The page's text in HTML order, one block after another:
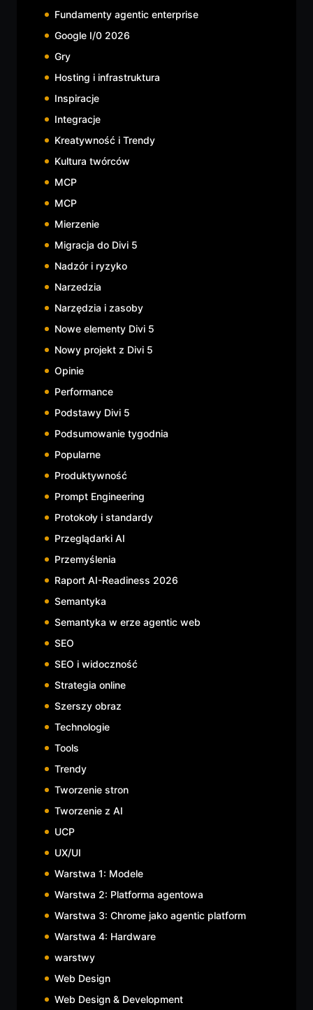
Fundamenty agentic enterprise
Google I/0 2026
Gry
Hosting i infrastruktura
Inspiracje
Integracje
Kreatywność i Trendy
Kultura twórców
MCP
MCP
Mierzenie
Migracja do Divi 5
Nadzór i ryzyko
Narzedzia
Narzędzia i zasoby
Nowe elementy Divi 5
Nowy projekt z Divi 5
Opinie
Performance
Podstawy Divi 5
Podsumowanie tygodnia
Popularne
Produktywność
Prompt Engineering
Protokoły i standardy
Przeglądarki AI
Przemyślenia
Raport AI-Readiness 2026
Semantyka
Semantyka w erze agentic web
SEO
SEO i widoczność
Strategia online
Szerszy obraz
Technologie
Tools
Trendy
Tworzenie stron
Tworzenie z AI
UCP
UX/UI
Warstwa 1: Modele
Warstwa 2: Platforma agentowa
Warstwa 3: Chrome jako agentic platform
Warstwa 4: Hardware
warstwy
Web Design
Web Design & Development